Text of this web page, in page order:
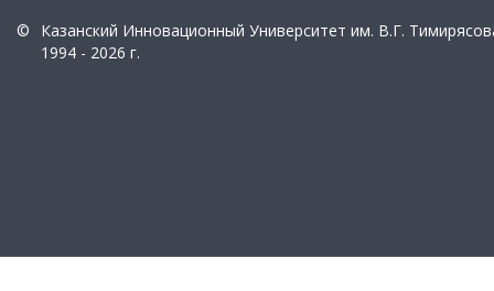
©
Казанский Инновационный Университет им. В.Г.
1994 - 2026 г.